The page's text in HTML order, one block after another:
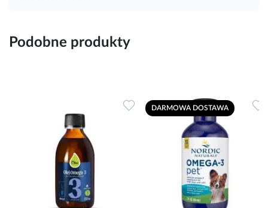
Podobne produkty
Dodaj do ulubionych
DARMOWA DOSTAWA